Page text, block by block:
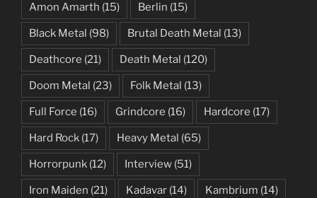
Amon Amarth (15) Berlin (15)
Black Metal (98) Brutal Death Metal (13)
Deathcore (21) Death Metal (120)
Doom Metal (23) Folk Metal (13)
Full Force (16) Grindcore (16) Hardcore (17)
Hard Rock (17) Heavy Metal (65)
Horrorpunk (12) Interview (51)
Iron Maiden (21) Kadavar (14) Kambrium (14)